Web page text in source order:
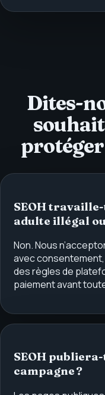
Dites-
SEOH
adulte illégal
Non. Nous
avec consentement,
des règles de
paiement avant
SEOH
campagne ?